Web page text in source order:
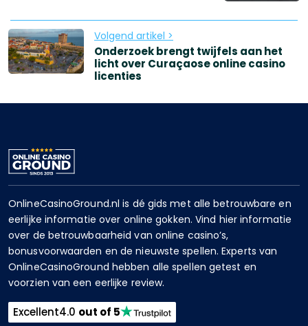
Volgend artikel >
Onderzoek brengt twijfels aan het
licht over Curaçaose online casino
licenties
OnlineCasinoGround.nl is dé gids met alle betrouwbare en
eerlijke informatie over online gokken. Vind hier informatie
over de betrouwbaarheid van online casino’s,
bonusvoorwaarden en de nieuwste spellen. Experts van
OnlineCasinoGround hebben alle spellen getest en
voorzien van een eerlijke review.
Excellent4.0 out of 5